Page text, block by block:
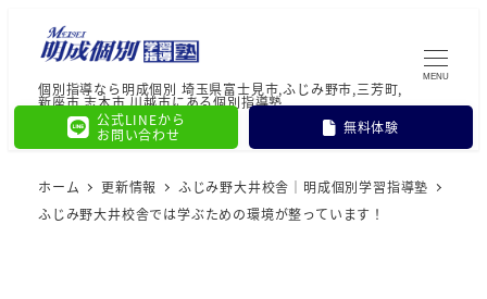
個別指導なら明成個別 埼玉県富士見市,ふじみ野市,三芳町,
新座市,志木市,川越市にある個別指導塾
公式LINEから
お問い合わせ
無料体験
MENU
ホーム 更新情報
ふじみ野大井校舎｜明成個別学習指導塾
ふじみ野大井校舎では学ぶための環境が整っています！